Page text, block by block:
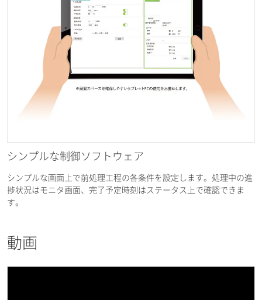
シンプルな制御ソフトウェア
シンプルな画面上で前処理工程の各条件を設定します。処理中の進
捗状況はモニタ画面、完了予定時刻はステータス上で確認できま
す。
動画